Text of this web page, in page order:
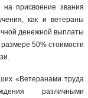
присвоение звания
как и ветераны
денежной выплаты
50% стоимости
«Ветеранами труда
различными